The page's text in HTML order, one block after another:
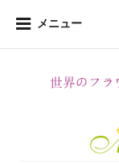
メニュー